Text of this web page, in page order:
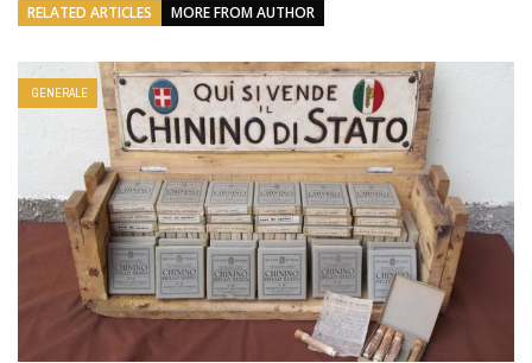
RELATED ARTICLES MORE FROM AUTHOR
GENERALE